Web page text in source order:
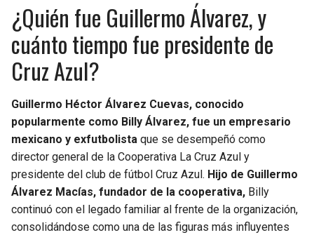
FALCONS
PANTHERS
BUCCANEERS
TRAIL BLAZERS
JAZZ
¿Quién fue Guillermo Álvarez, y
cuánto tiempo fue presidente de
Cruz Azul?
Guillermo Héctor Álvarez Cuevas, conocido
popularmente como Billy Álvarez, fue un empresario
mexicano y exfutbolista que se desempeñó como
director general de la Cooperativa La Cruz Azul y
presidente del club de fútbol Cruz Azul. Hijo de Guillermo
Álvarez Macías, fundador de la cooperativa, Billy
continuó con el legado familiar al frente de la organización,
consolidándose como una de las figuras más influyentes